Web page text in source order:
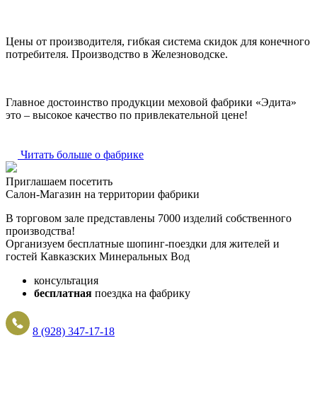
Цены от производителя, гибкая система скидок для конечного
потребителя. Производство в Железноводске.
Главное достоинство продукции меховой фабрики «Эдита»
это – высокое качество по привлекательной цене!
Читать больше о фабрике
Приглашаем посетить
Салон-Магазин на территории фабрики
В торговом зале представлены 7000 изделий собственного
производства!
Организуем бесплатные шопинг-поездки для жителей и
гостей Кавказских Минеральных Вод
консультация
бесплатная поездка на фабрику
8 (928) 347-17-18